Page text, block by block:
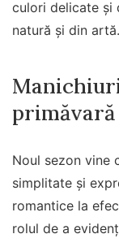
culori delicate și
natură și din artă.
primăvară
Noul sezon vine
simplitate și
romantice la
rolul de a